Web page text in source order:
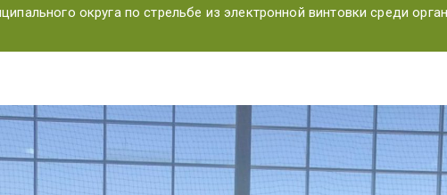
округа по стрельбе из электронной винтовки среди